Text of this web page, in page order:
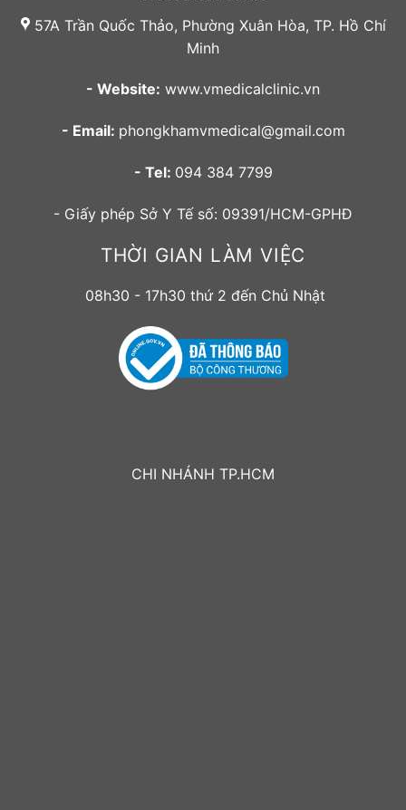
57A Trần Quốc Thảo, Phường Xuân Hòa, TP. Hồ Chí
Minh
- Website: www.vmedicalclinic.vn
- Email: phongkhamvmedical@gmail.com
- Tel: 094 384 7799
- Giấy phép Sở Y Tế số: 09391/HCM-GPHĐ
THỜI GIAN LÀM VIỆC
08h30 - 17h30 thứ 2 đến Chủ Nhật
CHI NHÁNH TP.HCM